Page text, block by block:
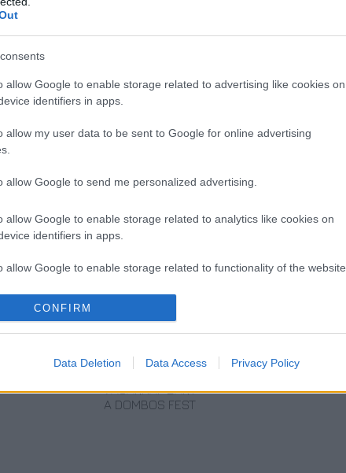
allow Google to enable storage related to advertising like cookies on
identifiers in apps.
allow my user data to be sent to Google for online advertising
allow Google to send me personalized advertising.
allow Google to enable storage related to analytics like cookies on
identifiers in apps.
allow Google to enable storage related to functionality of the website
functionality and fraud prevention, and other user protection.
CONFIRM
Data Deletion Data Access Privacy Policy
Mátyás Attila Band:
Mátyás Attila – ének, gitár
Gerő Balázs – dob, vokál
Közreműködik:
ÜNNEPE
EMBERRÉ
VASÁRNAP ZÁRT
A DOMBOS FEST
ONIFESZT-EN